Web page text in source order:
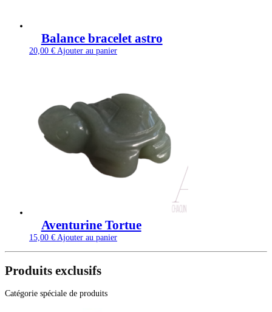
Balance bracelet astro
20,00 € Ajouter au panier
Aventurine Tortue
15,00 € Ajouter au panier
Produits exclusifs
Catégorie spéciale de produits